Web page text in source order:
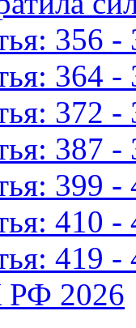
356 -
364 -
372 -
387 -
399 -
410 -
419 -
2026